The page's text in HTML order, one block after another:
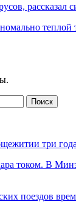
рассказал
теплой
три
током. В
поездов